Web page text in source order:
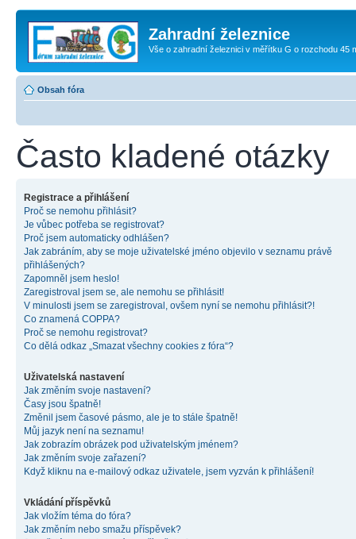
Zahradní železnice
Vše o zahradní železnici v měřítku G o rozchodu 45
Obsah fóra
Často kladené otázky
Registrace a přihlášení
Proč se nemohu přihlásit?
Je vůbec potřeba se registrovat?
Proč jsem automaticky odhlášen?
Jak zabráním, aby se moje uživatelské jméno objevilo v seznamu právě
přihlášených?
Zapomněl jsem heslo!
Zaregistroval jsem se, ale nemohu se přihlásit!
V minulosti jsem se zaregistroval, ovšem nyní se nemohu přihlásit?!
Co znamená COPPA?
Proč se nemohu registrovat?
Co dělá odkaz „Smazat všechny cookies z fóra“?
Uživatelská nastavení
Jak změním svoje nastavení?
Časy jsou špatně!
Změnil jsem časové pásmo, ale je to stále špatně!
Můj jazyk není na seznamu!
Jak zobrazím obrázek pod uživatelským jménem?
Jak změním svoje zařazení?
Když kliknu na e-mailový odkaz uživatele, jsem vyzván k přihlášení!
Vkládání příspěvků
Jak vložím téma do fóra?
Jak změním nebo smažu příspěvek?